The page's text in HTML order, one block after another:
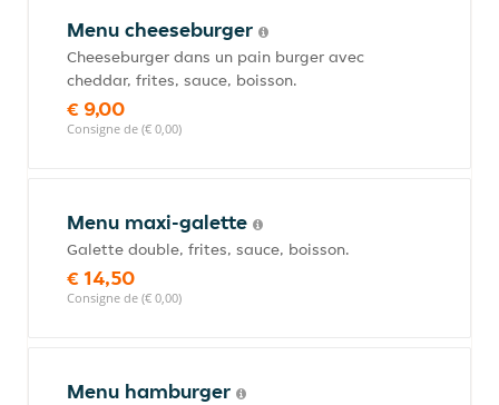
Menu cheeseburger
Cheeseburger dans un pain burger avec
cheddar, frites, sauce, boisson.
€ 9,00
Consigne de (€ 0,00)
Menu maxi-galette
Galette double, frites, sauce, boisson.
€ 14,50
Consigne de (€ 0,00)
Menu hamburger